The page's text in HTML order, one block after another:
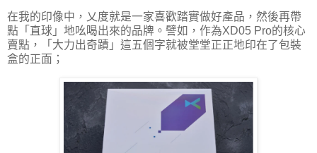
在我的印像中，乂度就是一家喜歡踏實做好產品，然後再帶
點「直球」地吆喝出來的品牌。譬如，作為XD05 Pro的核心
賣點，「大力出奇蹟」這五個字就被堂堂正正地印在了包裝
盒的正面；